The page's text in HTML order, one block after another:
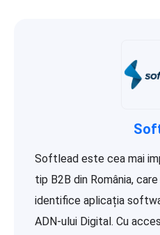
Softlead este cea mai
tip B2B din România,
identifice aplicația
ADN-ului Digital. Cu